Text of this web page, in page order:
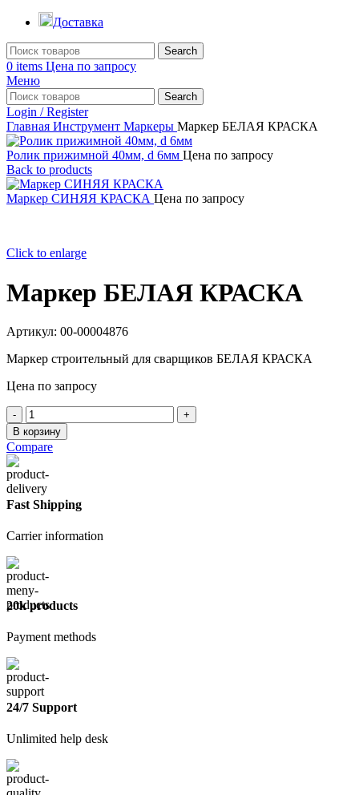
Доставка
Search
0 items Цена по запросу
Меню
Search
Login / Register
Главная Инструмент Маркеры Маркер БЕЛАЯ КРАСКА
Ролик прижимной 40мм, d 6мм Цена по запросу
Back to products
Маркер СИНЯЯ КРАСКА Цена по запросу
Click to enlarge
Маркер БЕЛАЯ КРАСКА
Артикул: 00-00004876
Маркер строительный для сварщиков БЕЛАЯ КРАСКА
Цена по запросу
Количество
товара
Маркер
БЕЛАЯ
КРАСКА
В корзину
Compare
Fast Shipping
Carrier information
20k products
Payment methods
24/7 Support
Unlimited help desk